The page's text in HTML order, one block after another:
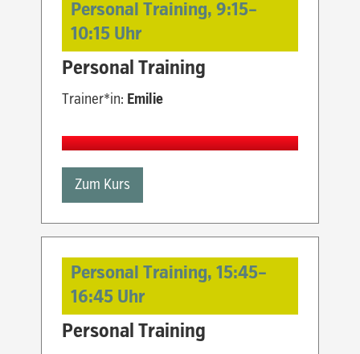
Personal Training,9:15–
10:15 Uhr
Personal Training
Trainer*in: Emilie
Zum Kurs
Personal Training,15:45–
16:45 Uhr
Personal Training